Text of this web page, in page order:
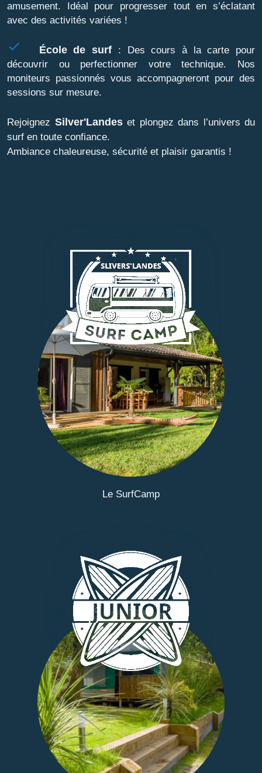
amusement. Idéal pour progresser tout en s’éclatant
avec des activités variées !
done École de surf : Des cours à la carte pour
découvrir ou perfectionner votre technique. Nos
moniteurs passionnés vous accompagneront pour des
sessions sur mesure.
Rejoignez Silver'Landeset plongez dans l’univers du
surf en toute confiance.
Ambiance chaleureuse, sécurité et plaisir garantis !
Le SurfCamp